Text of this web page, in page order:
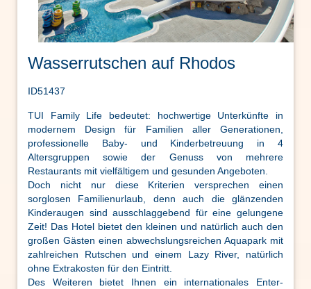
Wasserrutschen auf Rhodos
ID51437
TUI Family Life bedeutet: hochwertige Unterkünfte in
modernem Design für Familien aller Generationen,
professionelle Baby- und Kinderbetreuung in 4
Altersgruppen sowie der Genuss von mehrere
Restaurants mit vielfältigem und gesunden Angeboten.
Doch nicht nur diese Kriterien versprechen einen
sorglosen Familienurlaub, denn auch die glänzenden
Kinderaugen sind ausschlaggebend für eine gelungene
Zeit! Das Hotel bietet den kleinen und natürlich auch den
großen Gästen einen abwechslungsreichen Aquapark mit
zahlreichen Rutschen und einem Lazy River, natürlich
ohne Extrakosten für den Eintritt.
Des Weiteren bietet Ihnen ein internationales Enter-